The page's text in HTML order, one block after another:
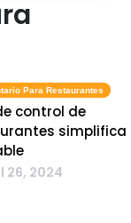
Para Restaurantes
control de
simplifica
26, 2024